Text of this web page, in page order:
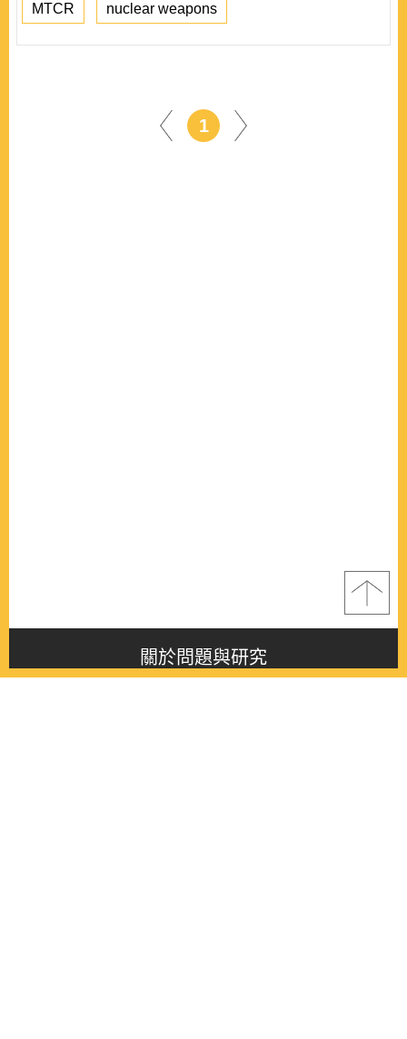
MTCR nuclear weapons
1
關於問題與研究
About this journal